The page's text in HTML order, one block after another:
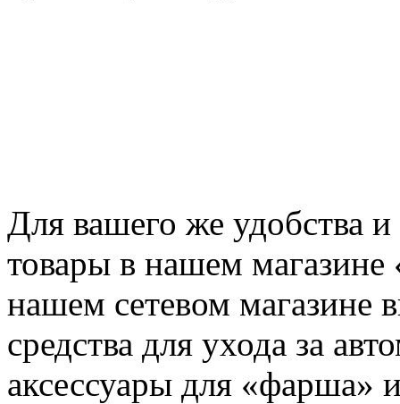
Для вашего же удобства
товары в нашем магазине
нашем сетевом магазине
средства для ухода за
аксессуары для «фарша»